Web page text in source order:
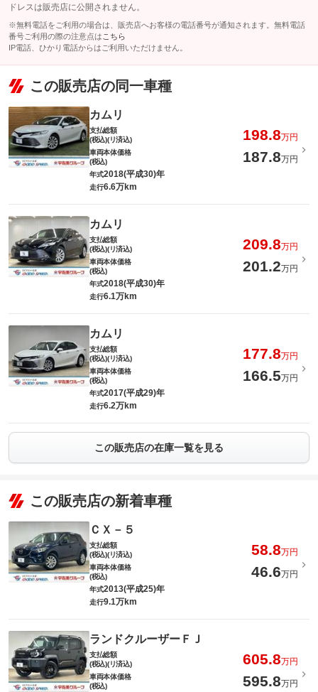
ドレスは販売店に公開されません。
※無料電話をご利用の場合は、販売店へお客様の電話番号が通知されます。無料電話
番号ご利用の際の注意点は こちら
IP電話、ひかり電話からはご利用いただけません。
この販売店の同一車種
カムリ
支払総額
(税込)(リ済込)
198.8万円
車両本体価格
(税込)
187.8万円
年式2018(平成30)年
走行6.6万km
カムリ
支払総額
(税込)(リ済込)
209.8万円
車両本体価格
(税込)
201.2万円
年式2018(平成30)年
走行6.1万km
カムリ
支払総額
(税込)(リ済込)
177.8万円
車両本体価格
(税込)
166.5万円
年式2017(平成29)年
走行6.2万km
この販売店の在庫一覧を見る
この販売店の新着車種
ＣＸ－５
支払総額
(税込)(リ済込)
58.8万円
車両本体価格
(税込)
46.6万円
年式2013(平成25)年
走行9.1万km
ランドクルーザーＦＪ
支払総額
(税込)(リ済込)
605.8万円
車両本体価格
(税込)
595.8万円